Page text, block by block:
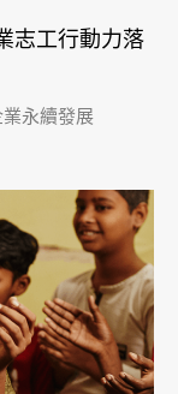
志工行動力落
永續發展